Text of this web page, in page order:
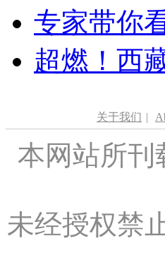
专家带你
超燃！西
关于我们 |
本网站所刊
未经授权禁